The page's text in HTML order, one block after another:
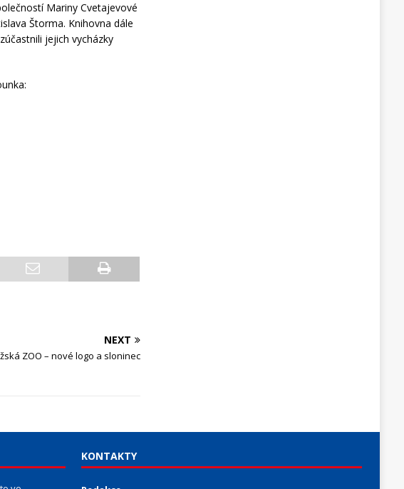
Mariny Cvetajevové
Štorma. Knihovna dále
jejich vycházky
NEXT
ZOO – nové logo a sloninec
KONTAKTY